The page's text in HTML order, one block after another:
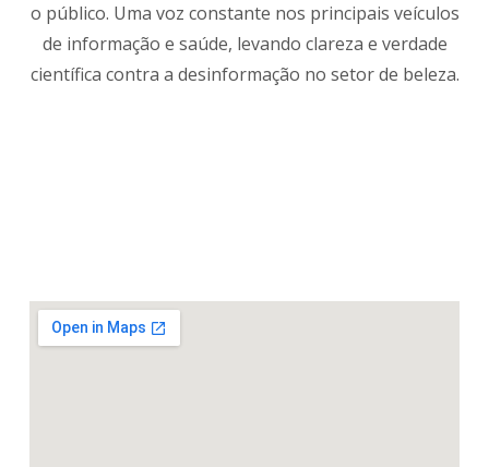
o público. Uma voz constante nos principais veículos
de informação e saúde, levando clareza e verdade
científica contra a desinformação no setor de beleza.